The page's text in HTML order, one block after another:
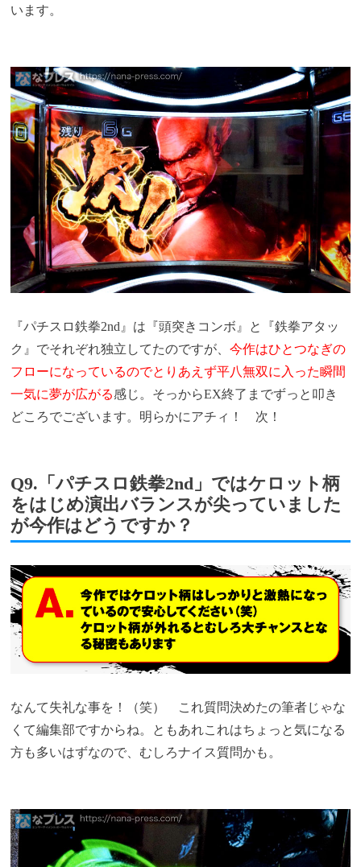
います。
『パチスロ鉄拳2nd』は『頭突きコンボ』と『鉄拳アタッ
ク』でそれぞれ独立してたのですが、今作はひとつなぎの
フローになっているのでとりあえず平八無双に入った瞬間
一気に夢が広がる感じ。そっからEX終了までずっと叩き
どころでございます。明らかにアチィ！ 次！
Q9.「パチスロ鉄拳2nd」ではケロット柄
をはじめ演出バランスが尖っていました
が今作はどうですか？
なんて失礼な事を！（笑） これ質問決めたの筆者じゃな
くて編集部ですからね。ともあれこれはちょっと気になる
方も多いはずなので、むしろナイス質問かも。